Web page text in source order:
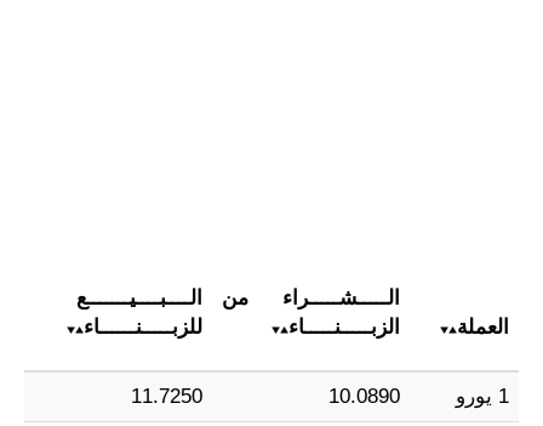
العملة
الـــــشـــــراء من
الزبـــــنـــــاء
الــــبــــيـــــــع
للزبـــــنــــــاء
1 يورو 10.0890
11.7250